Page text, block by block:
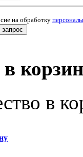
на обработку
в